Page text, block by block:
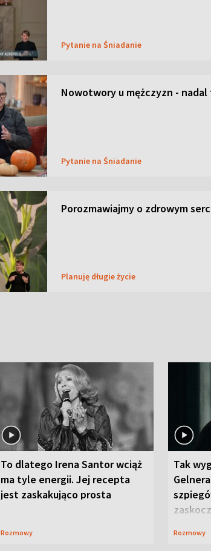
Pytanie na Śniadanie
Nowotwory u mężczyzn -
Pytanie na Śniadanie
Porozmawiajmy o zdrowym
Planuję długie życie
To dlatego Irena Santor wciąż
ma tyle energii. Jej recepta
jest zaskakująco prosta
Rozmowy
Tak
Rozmowy